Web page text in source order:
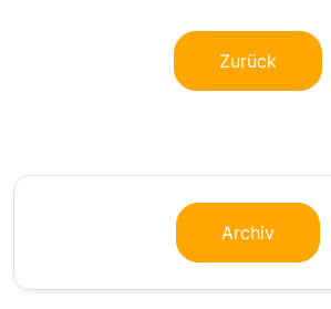
Zurück
Archiv